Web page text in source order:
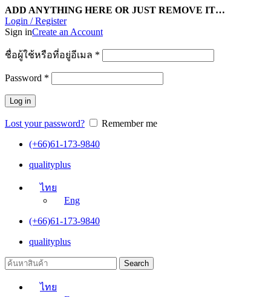
ADD ANYTHING HERE OR JUST REMOVE IT…
Login / Register
Sign inCreate an Account
ชื่อผู้ใช้หรือที่อยู่อีเมล *
Password *
Log in
Lost your password?
Remember me
(+66)61-173-9840
qualityplus
ไทย
Eng
(+66)61-173-9840
qualityplus
Search
ไทย